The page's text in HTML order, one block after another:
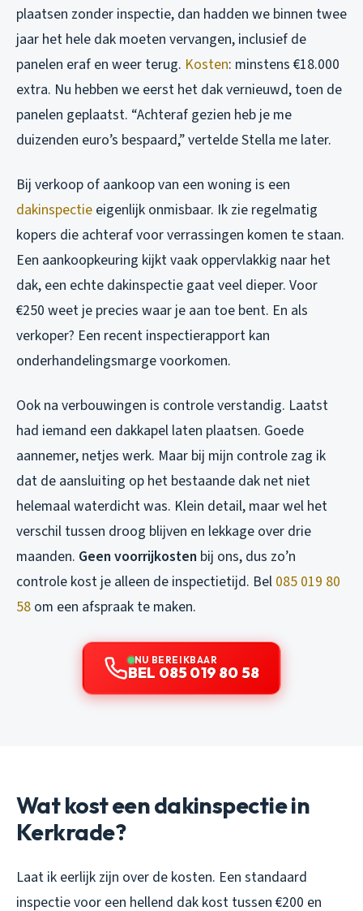
plaatsen zonder inspectie, dan hadden we binnen twee
jaar het hele dak moeten vervangen, inclusief de
panelen eraf en weer terug. Kosten: minstens €18.000
extra. Nu hebben we eerst het dak vernieuwd, toen de
panelen geplaatst. “Achteraf gezien heb je me
duizenden euro’s bespaard,” vertelde Stella me later.
Bij verkoop of aankoop van een woning is een
dakinspectie eigenlijk onmisbaar. Ik zie regelmatig
kopers die achteraf voor verrassingen komen te staan.
Een aankoopkeuring kijkt vaak oppervlakkig naar het
dak, een echte dakinspectie gaat veel dieper. Voor
€250 weet je precies waar je aan toe bent. En als
verkoper? Een recent inspectierapport kan
onderhandelingsmarge voorkomen.
Ook na verbouwingen is controle verstandig. Laatst
had iemand een dakkapel laten plaatsen. Goede
aannemer, netjes werk. Maar bij mijn controle zag ik
dat de aansluiting op het bestaande dak net niet
helemaal waterdicht was. Klein detail, maar wel het
verschil tussen droog blijven en lekkage over drie
maanden. Geen voorrijkosten bij ons, dus zo’n
controle kost je alleen de inspectietijd. Bel 085 019 80
58 om een afspraak te maken.
NU BEREIKBAAR
BEL 085 019 80 58
Wat kost een dakinspectie in
Kerkrade?
Laat ik eerlijk zijn over de kosten. Een standaard
inspectie voor een hellend dak kost tussen €200 en